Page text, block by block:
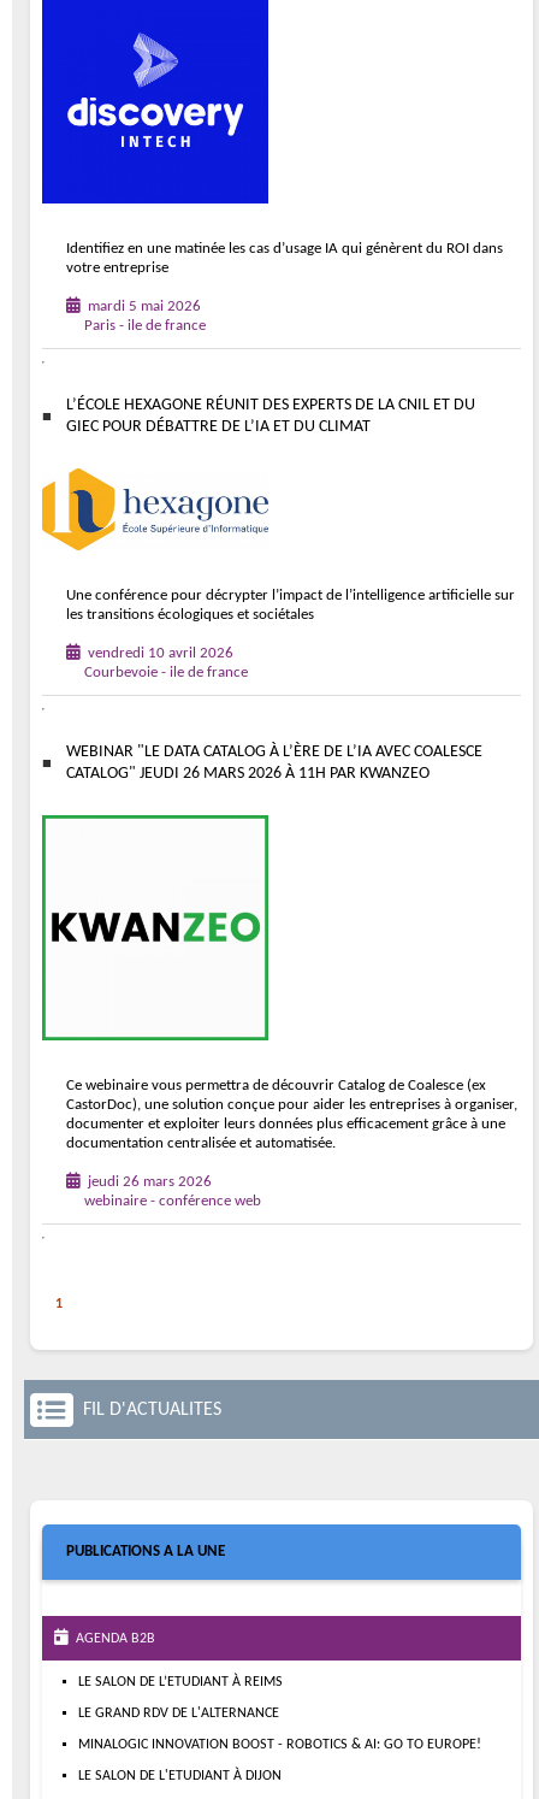
Identifiez en une matinée les cas d’usage IA qui génèrent du ROI dans
votre entreprise
mardi 5 mai 2026
Paris - ile de france
L’ÉCOLE HEXAGONE RÉUNIT DES EXPERTS DE LA CNIL ET DU
GIEC POUR DÉBATTRE DE L’IA ET DU CLIMAT
Une conférence pour décrypter l’impact de l’intelligence artificielle sur
les transitions écologiques et sociétales
vendredi 10 avril 2026
Courbevoie - ile de france
WEBINAR "LE DATA CATALOG À L’ÈRE DE L’IA AVEC COALESCE
CATALOG" JEUDI 26 MARS 2026 À 11H PAR KWANZEO
Ce webinaire vous permettra de découvrir Catalog de Coalesce (ex
CastorDoc), une solution conçue pour aider les entreprises à organiser,
documenter et exploiter leurs données plus efficacement grâce à une
documentation centralisée et automatisée.
jeudi 26 mars 2026
webinaire - conférence web
1
FIL D'ACTUALITES
PUBLICATIONS A LA UNE
AGENDA B2B
LE SALON DE L’ETUDIANT À REIMS
LE GRAND RDV DE L'ALTERNANCE
MINALOGIC INNOVATION BOOST - ROBOTICS & AI: GO TO EUROPE!
LE SALON DE L'ETUDIANT À DIJON